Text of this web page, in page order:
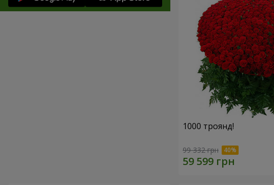
1000 троянд!
99 332 грн